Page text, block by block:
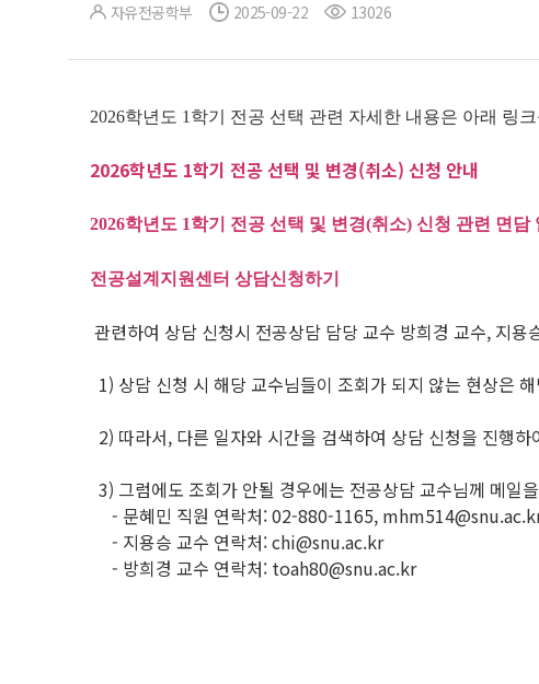
자유전공학부 2025-09-22 13026
2026학년도 1학기 전공 선택 관련 자세한 내용은 아래 링
2026학년도 1학기 전공 선택 및 변경(취소) 신청 안내
2026학년도 1학기 전공 선택 및 변경(취소) 신청 관련 면담
전공설계지원센터 상담신청하기
관련하여 상담 신청시 전공상담 담당 교수 방희경 교수, 지
1) 상담 신청 시 해당 교수님들이 조회가 되지 않는 현상은
2) 따라서, 다른 일자와 시간을 검색하여 상담 신청을 진행
3) 그럼에도 조회가 안될 경우에는 전공상담 교수님께 메일
- 문혜민 직원 연락처: 02-880-1165,
- 지용승 교수 연락처: chi@snu.ac.kr
- 방희경 교수 연락처: toah80@snu.ac.kr